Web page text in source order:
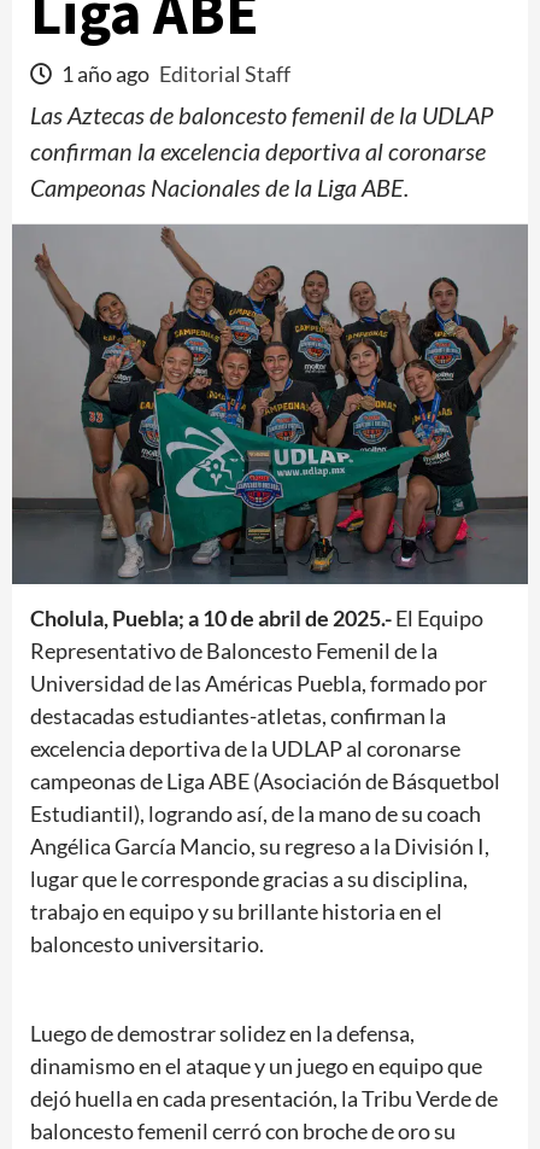
1 año ago Editorial Staff
Las Aztecas de baloncesto femenil de la UDLAP
confirman la excelencia deportiva al coronarse
Campeonas Nacionales de la Liga ABE.
Cholula, Puebla; a 10 de abril de 2025.-El Equipo
Representativo de Baloncesto Femenil de la
Universidad de las Américas Puebla, formado por
destacadas estudiantes-atletas, confirman la
excelencia deportiva de la UDLAP al coronarse
campeonas de Liga ABE (Asociación de Básquetbol
Estudiantil), logrando así, de la mano de su coach
Angélica García Mancio, su regreso a la División I,
lugar que le corresponde gracias a su disciplina,
trabajo en equipo y su brillante historia en el
baloncesto universitario.
Luego de demostrar solidez en la defensa,
dinamismo en el ataque y un juego en equipo que
dejó huella en cada presentación, la Tribu Verde de
baloncesto femenil cerró con broche de oro su